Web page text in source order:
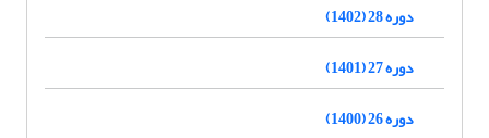
دوره 28 (1402)
دوره 27 (1401)
دوره 26 (1400)